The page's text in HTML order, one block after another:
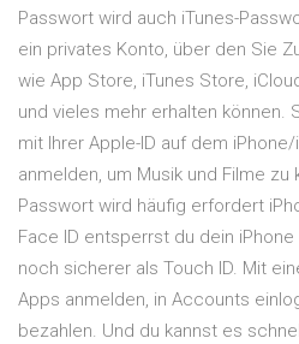
Passwort wird auch iTunes-
ein privates Konto, über den Sie
wie App Store, iTunes Store,
und vieles mehr erhalten können.
mit Ihrer Apple-ID auf dem
anmelden, um Musik und Filme zu
Passwort wird häufig erfordert
Face ID entsperrst du dein
noch sicherer als Touch ID. Mit
Apps anmelden, in Accounts
bezahlen. Und du kannst es